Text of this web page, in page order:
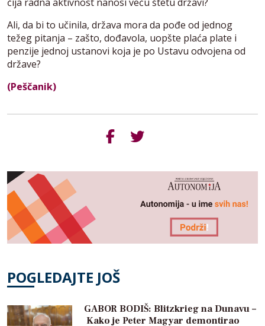
Ali, da bi to učinila, država mora da pođe od jednog
težeg pitanja – zašto, dođavola, uopšte plaća plate i
penzije jednoj ustanovi koja je po Ustavu odvojena od
države?
(Peščanik)
POGLEDAJTE JOŠ
GABOR BODIŠ: Blitzkrieg na Dunavu –
Kako je Peter Magyar demontirao